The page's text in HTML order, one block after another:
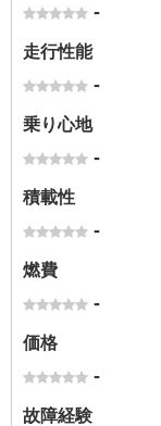
-
走行性能
-
乗り心地
-
積載性
-
燃費
-
価格
-
故障経験